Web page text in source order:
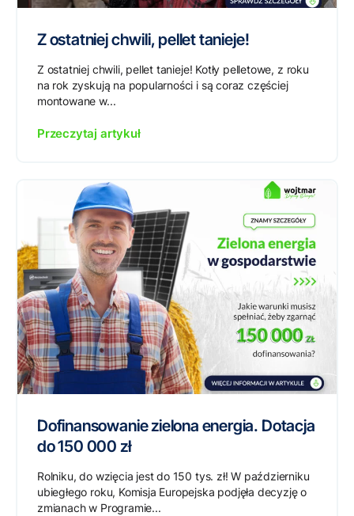
Z ostatniej chwili, pellet tanieje!
Z ostatniej chwili, pellet tanieje! Kotły pelletowe, z roku
na rok zyskują na popularności i są coraz częściej
montowane w...
Przeczytaj artykuł
Dofinansowanie zielona energia. Dotacja
do 150 000 zł
Rolniku, do wzięcia jest do 150 tys. zł! W październiku
ubiegłego roku, Komisja Europejska podjęła decyzję o
zmianach w Programie...